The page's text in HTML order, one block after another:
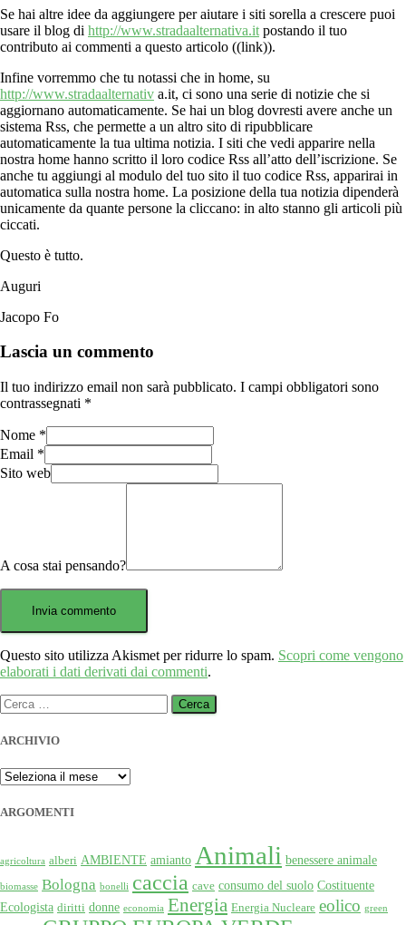
Se hai altre idee da aggiungere per aiutare i siti sorella a crescere puoi
usare il blog di http://www.stradaalternativa.it postando il tuo
contributo ai commenti a questo articolo ((link)).
Infine vorremmo che tu notassi che in home, su
http://www.stradaalternativ a.it, ci sono una serie di notizie che si
aggiornano automaticamente. Se hai un blog dovresti avere anche un
sistema Rss, che permette a un altro sito di ripubblicare
automaticamente la tua ultima notizia. I siti che vedi apparire nella
nostra home hanno scritto il loro codice Rss all’atto dell’iscrizione. Se
anche tu aggiungi al modulo del tuo sito il tuo codice Rss, apparirai in
automatica sulla nostra home. La posizione della tua notizia dipenderà
unicamente da quante persone la cliccano: in alto stanno gli articoli più
ciccati.
Questo è tutto.
Auguri
Jacopo Fo
Lascia un commento
Il tuo indirizzo email non sarà pubblicato. I campi obbligatori sono
contrassegnati *
Nome *
Email *
Sito web
A cosa stai pensando?
Questo sito utilizza Akismet per ridurre lo spam. Scopri come vengono
elaborati i dati derivati dai commenti.
Ricerca
per:
ARCHIVIO
ARCHIVIO
ARGOMENTI
agricoltura alberi AMBIENTE amianto Animali benessere animale
biomasse Bologna bonelli caccia cave consumo del suolo Costituente
Ecologista diritti donne economia Energia Energia Nucleare eolico green